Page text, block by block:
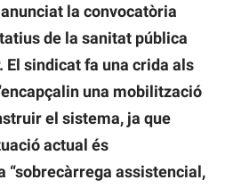
la convocatòria
de la sanitat pública
El sindicat fa una crida als
una mobilització
el sistema, ja que
actual és
“sobrecàrrega assistencial,